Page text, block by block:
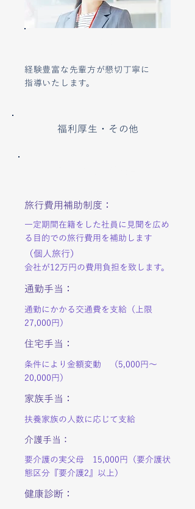
経験豊富な先輩方が懇切丁寧に
指導いたします。
福利厚生・その他
旅行費用補助制度：
一定期間在籍をした社員に見聞を広め
る目的での旅行費用を補助します
（個人旅行）
会社が12万円の費用負担を致します。
通勤手当：
通勤にかかる交通費を支給（上限
27,000円）
住宅手当：
条件により金額変動 （5,000円～
20,000円）
家族手当：
扶養家族の人数に応じて支給
介護手当：
要介護の実父母 15,000円（要介護状
態区分『要介護2』以上）
健康診断：